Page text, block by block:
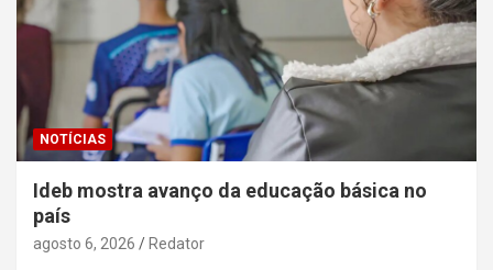
NOTÍCIAS
Ideb mostra avanço da educação básica no
país
agosto 6, 2026 Redator